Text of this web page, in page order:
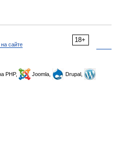
18+
сайте
PHP, Joomla,
Drupal,